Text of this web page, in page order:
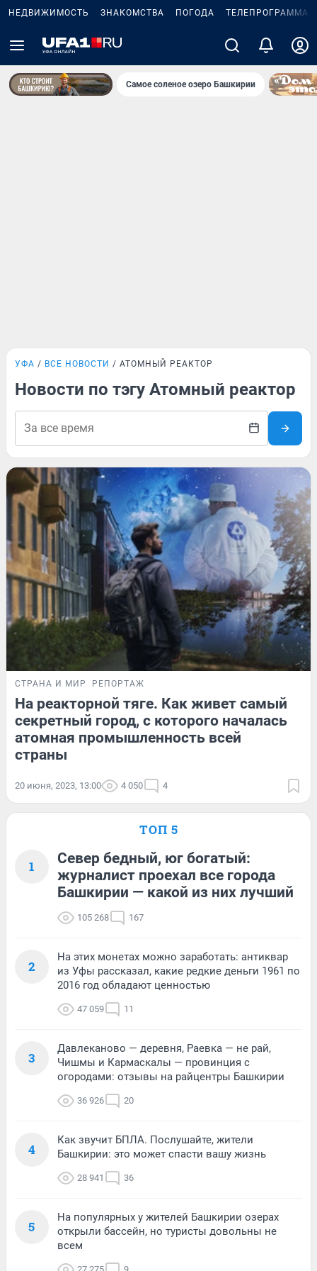
НЕДВИЖИМОСТЬ ЗНАКОМСТВА ПОГОДА ТЕЛЕПРОГРАММА
Самое соленое озеро Башкирии
УФА ВСЕ НОВОСТИ АТОМНЫЙ РЕАКТОР
Новости по тэгу Атомный реактор
СТРАНА И МИР РЕПОРТАЖ
На реакторной тяге. Как живет самый
секретный город, с которого началась
атомная промышленность всей
страны
20 июня, 2023, 13:00 4 050 4
ТОП 5
1
Север бедный, юг богатый:
журналист проехал все города
Башкирии — какой из них лучший
105 268 167
2
На этих монетах можно заработать: антиквар
из Уфы рассказал, какие редкие деньги 1961 по
2016 год обладают ценностью
47 059 11
3
Давлеканово — деревня, Раевка — не рай,
Чишмы и Кармаскалы — провинция с
огородами: отзывы на райцентры Башкирии
36 926 20
4
Как звучит БПЛА. Послушайте, жители
Башкирии: это может спасти вашу жизнь
28 941 36
5
На популярных у жителей Башкирии озерах
открыли бассейн, но туристы довольны не
всем